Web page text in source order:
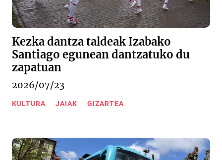
Kezka dantza taldeak Izabako
Santiago egunean dantzatuko du
zapatuan
2026/07/23
KULTURA JAIAK GIZARTEA